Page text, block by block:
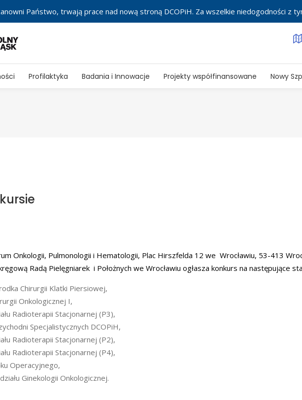
Państwo, trwają prace nad nową stroną DCOPiH. Za wszelkie niedogodności z
Profilaktyka Badania i Innowacje Projekty współfinansowane Nowy
Onkologii, Pulmonologii i Hematologii, Plac Hirszfelda 12 we Wrocławiu, 53-413
Radą Pielęgniarek i Położnych we Wrocławiu ogłasza konkurs na następujące
Chirurgii Klatki Piersiowej,
Onkologicznej I,
Radioterapii Stacjonarnej (P3),
Specjalistycznych DCOPiH,
Radioterapii Stacjonarnej (P2),
Radioterapii Stacjonarnej (P4),
Operacyjnego,
Ginekologii Onkologicznej.